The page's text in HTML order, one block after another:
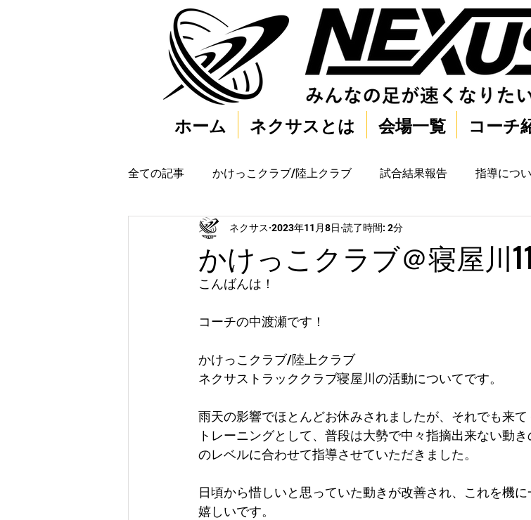
ホーム ネクサスとは 会場一覧 コーチ
全ての記事 かけっこクラブ/陸上クラブ 試合結果報告 指導につ
かけっこクラブ＠寝屋川
ネクサス 2023年11月8日 読了時間: 2分
こんばんは！
コーチの中渡瀬です！
かけっこクラブ/陸上クラブ
ネクサストラッククラブ寝屋川の活動についてです。
雨天の影響でほとんどお休みされましたが、それでも来
トレーニングとして、普段は大勢で中々指摘出来ない動
のレベルに合わせて指導させていただきました。
日頃から惜しいと思っていた動きが改善され、これを機
嬉しいです。